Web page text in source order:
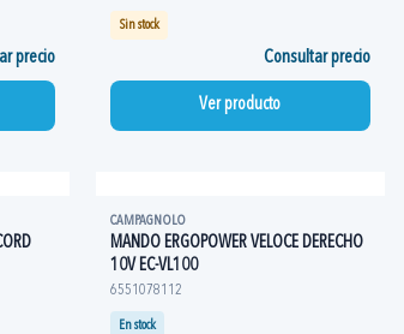
precio
Sin stock
Consultar precio
Ver producto
CAMPAGNOLO
MANDO ERGOPOWER VELOCE DERECHO
10V EC-VL100
6551078112
En stock